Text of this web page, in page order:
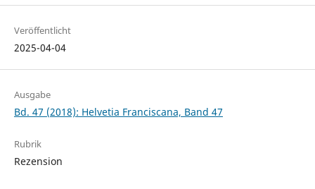
Veröffentlicht
2025-04-04
Ausgabe
Bd. 47 (2018): Helvetia Franciscana, Band 47
Rubrik
Rezension